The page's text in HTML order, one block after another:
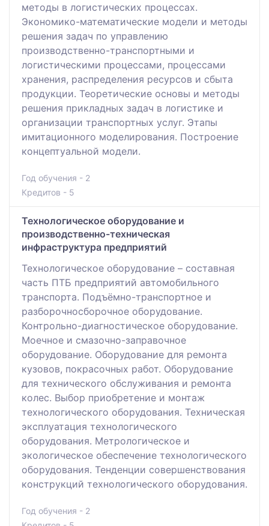
методы в логистических процессах.
Экономико-математические модели и методы
решения задач по управлению
производственно-транспортными и
логистическими процессами, процессами
хранения, распределения ресурсов и сбыта
продукции. Теоретические основы и методы
решения прикладных задач в логистике и
организации транспортных услуг. Этапы
имитационного моделирования. Построение
концептуальной модели.
Год обучения - 2
Кредитов - 5
Технологическое оборудование и
производственно-техническая
инфраструктура предприятий
Технологическое оборудование – составная
часть ПТБ предприятий автомобильного
транспорта. Подъёмно-транспортное и
разборочносборочное оборудование.
Контрольно-диагностическое оборудование.
Моечное и смазочно-заправочное
оборудование. Оборудование для ремонта
кузовов, покрасочных работ. Оборудование
для технического обслуживания и ремонта
колес. Выбор приобретение и монтаж
технологического оборудования. Техническая
эксплуатация технологического
оборудования. Метрологическое и
экологическое обеспечение технологического
оборудования. Тенденции совершенствования
конструкций технологического оборудования.
Год обучения - 2